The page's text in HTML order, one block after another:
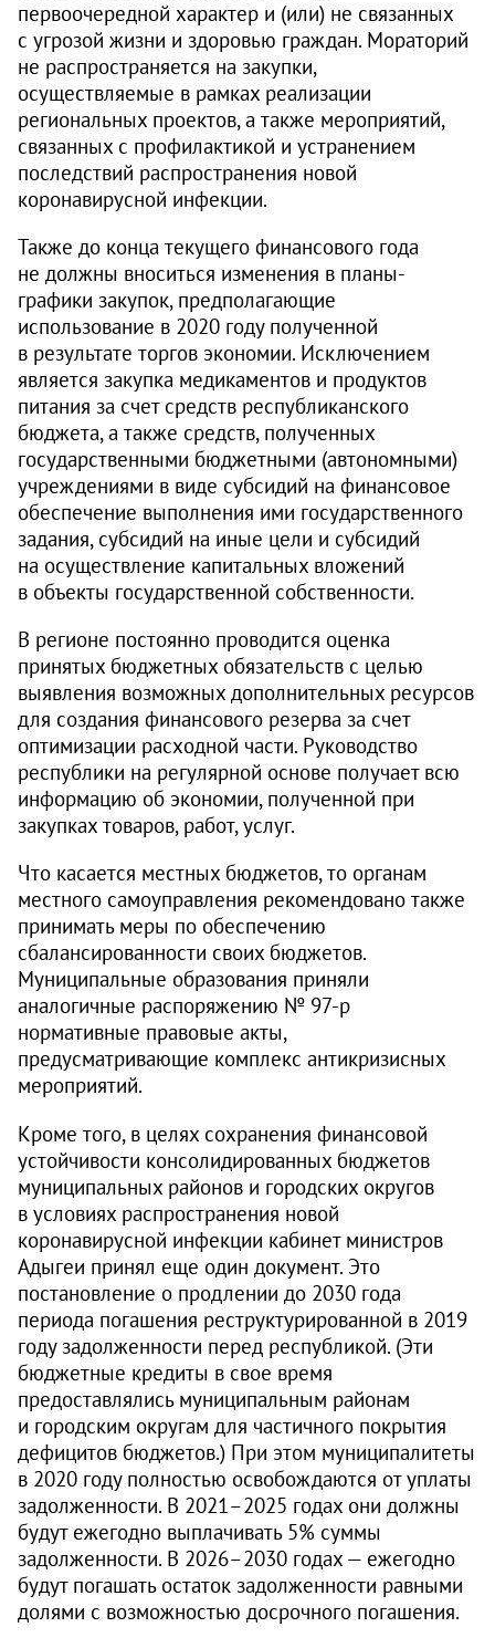
первоочередной характер и (или) не связанных
с угрозой жизни и здоровью граждан. Мораторий
не распространяется на закупки,
осуществляемые в рамках реализации
региональных проектов, а также мероприятий,
связанных с профилактикой и устранением
последствий распространения новой
коронавирусной инфекции.
Также до конца текущего финансового года
не должны вноситься изменения в планы-
графики закупок, предполагающие
использование в 2020 году полученной
в результате торгов экономии. Исключением
является закупка медикаментов и продуктов
питания за счет средств республиканского
бюджета, а также средств, полученных
государственными бюджетными (автономными)
учреждениями в виде субсидий на финансовое
обеспечение выполнения ими государственного
задания, субсидий на иные цели и субсидий
на осуществление капитальных вложений
в объекты государственной собственности.
В регионе постоянно проводится оценка
принятых бюджетных обязательств с целью
выявления возможных дополнительных ресурсов
для создания финансового резерва за счет
оптимизации расходной части. Руководство
республики на регулярной основе получает всю
информацию об экономии, полученной при
закупках товаров, работ, услуг.
Что касается местных бюджетов, то органам
местного самоуправления рекомендовано также
принимать меры по обеспечению
сбалансированности своих бюджетов.
Муниципальные образования приняли
аналогичные распоряжению № 97-р
нормативные правовые акты,
предусматривающие комплекс антикризисных
мероприятий.
Кроме того, в целях сохранения финансовой
устойчивости консолидированных бюджетов
муниципальных районов и городских округов
в условиях распространения новой
коронавирусной инфекции кабинет министров
Адыгеи принял еще один документ. Это
постановление о продлении до 2030 года
периода погашения реструктурированной в 2019
году задолженности перед республикой. (Эти
бюджетные кредиты в свое время
предоставлялись муниципальным районам
и городским округам для частичного покрытия
дефицитов бюджетов.) При этом муниципалитеты
в 2020 году полностью освобождаются от уплаты
задолженности. В 2021–2025 годах они должны
будут ежегодно выплачивать 5% суммы
задолженности. В 2026–2030 годах — ежегодно
будут погашать остаток задолженности равными
долями с возможностью досрочного погашения.